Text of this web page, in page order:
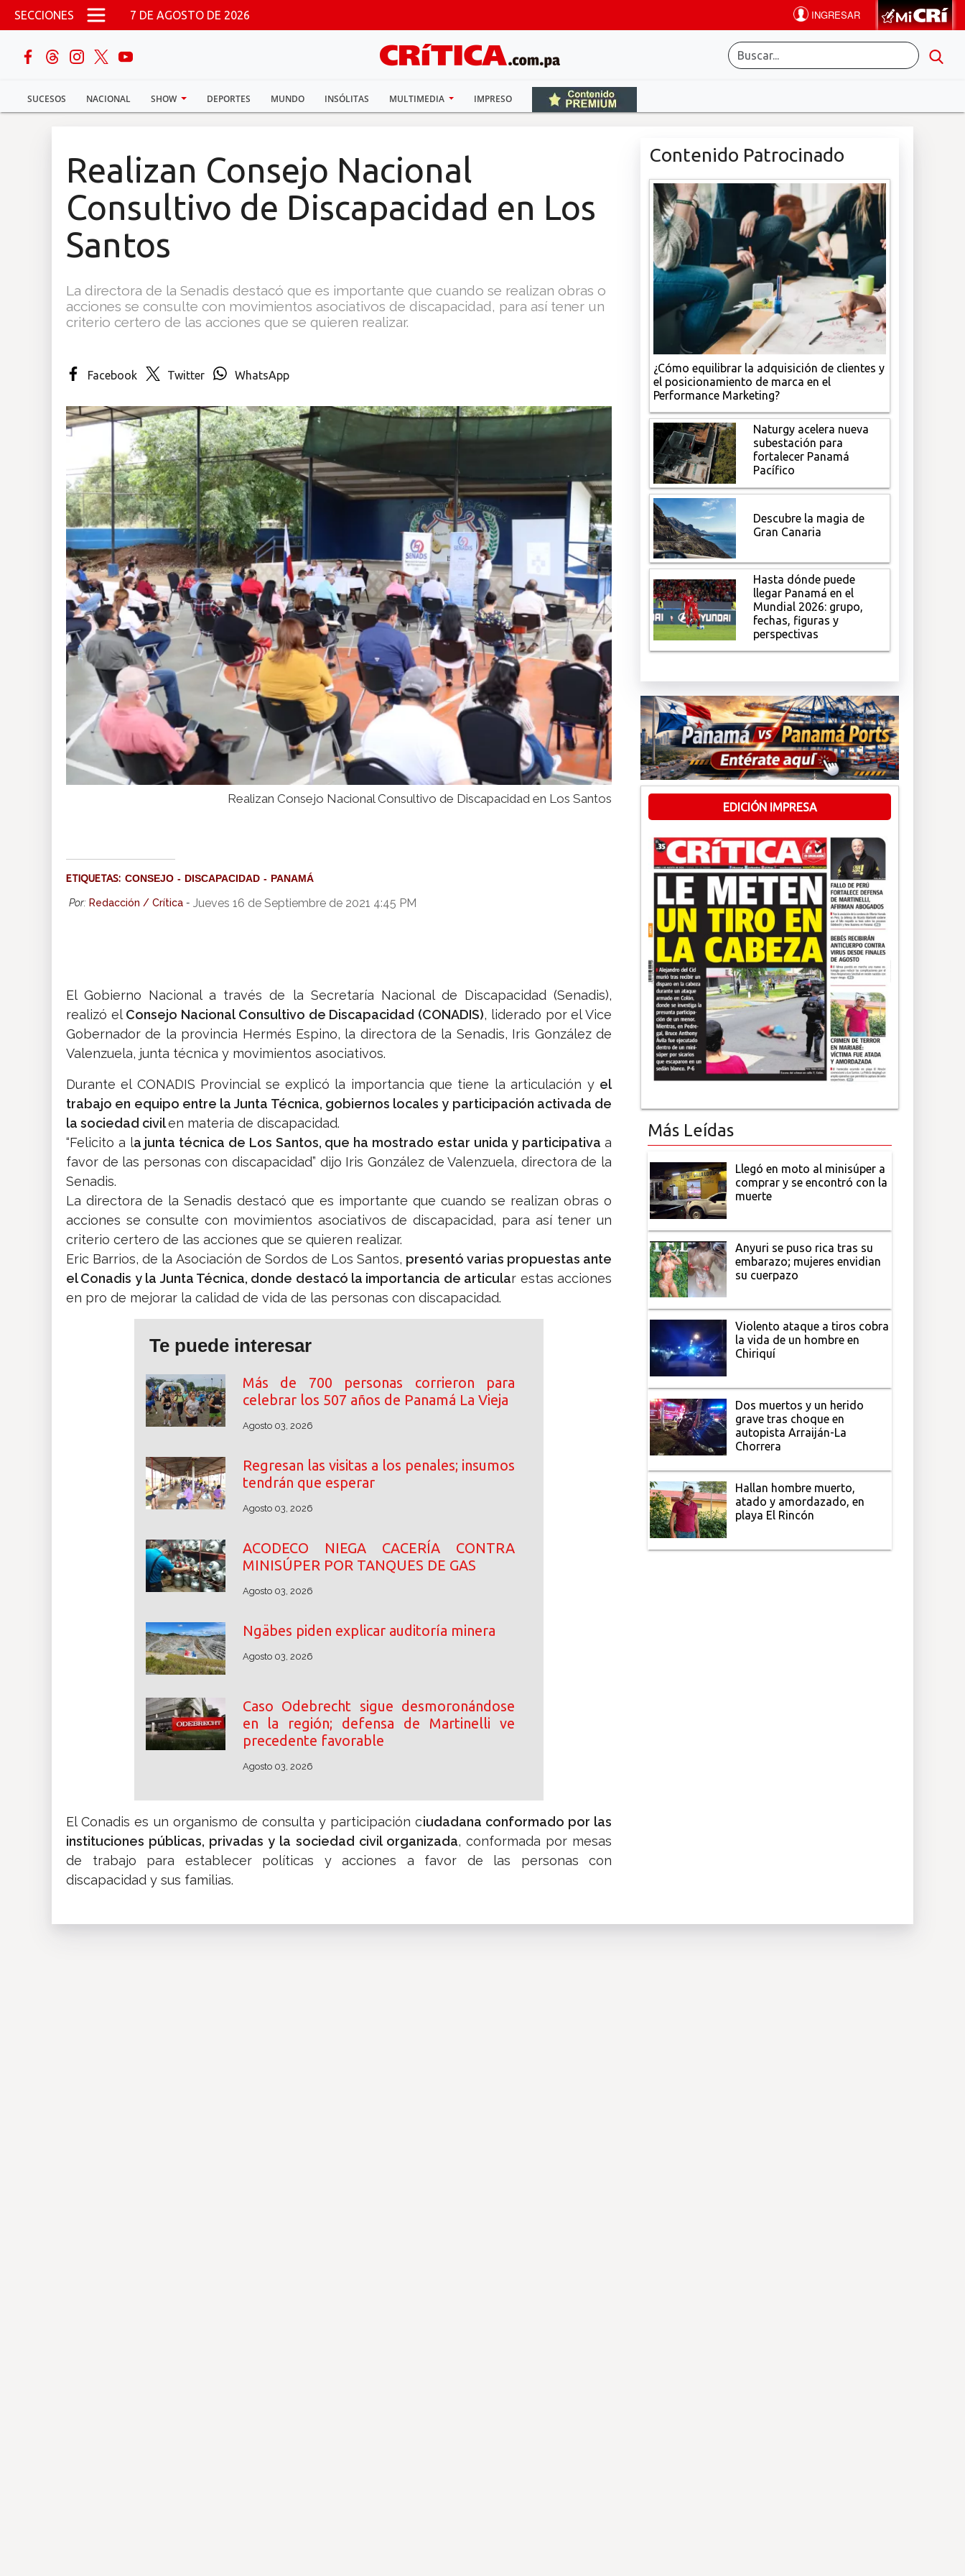
Pasar al contenido principal
SECCIONES 7 DE AGOSTO DE 2026
SUCESOS NACIONAL SHOW DEPORTES MUNDO INSÓLITAS MULTIMEDIA IMPRESO
buscar
Sucesos
Realizan Consejo Nacional
Consultivo de Discapacidad en Los
Santos
La directora de la Senadis destacó que es importante que cuando se realizan obras o
acciones se consulte con movimientos asociativos de discapacidad, para así tener un
criterio certero de las acciones que se quieren realizar.
Facebook Twitter WhatsApp
Realizan Consejo Nacional Consultivo de Discapacidad en Los Santos
ETIQUETAS: CONSEJO DISCAPACIDAD PANAMÁ
Por: Redacción / Crítica - Jueves 16 de Septiembre de 2021 4:45 PM
El Gobierno Nacional a través de la Secretaría Nacional de Discapacidad (Senadis),
realizó elConsejo Nacional Consultivo de Discapacidad (CONADIS), liderado por el Vice
Gobernador de la provincia Hermés Espino, la directora de la Senadis, Iris González de
Valenzuela, junta técnica y movimientos asociativos.
Durante el CONADIS Provincial se explicó la importancia que tiene la articulación y el
trabajo en equipo entre la Junta Técnica, gobiernos locales y participación activada de
la sociedad civilen materia de discapacidad.
“Felicito a la junta técnica de Los Santos, que ha mostrado estar unida y participativaa
favor de las personas con discapacidad” dijo Iris González de Valenzuela, directora de la
Senadis.
La directora de la Senadis destacó que es importante que cuando se realizan obras o
acciones se consulte con movimientos asociativos de discapacidad, para así tener un
criterio certero de las acciones que se quieren realizar.
Eric Barrios, de la Asociación de Sordos de Los Santos, presentó varias propuestas ante
el Conadis y la Junta Técnica, donde destacó la importancia de articular estas acciones
en pro de mejorar la calidad de vida de las personas con discapacidad.
Te puede interesar
Más de 700 personas corrieron para
celebrar los 507 años de Panamá La Vieja
Agosto 03, 2026
Regresan las visitas a los penales; insumos
tendrán que esperar
Agosto 03, 2026
ACODECO NIEGA CACERÍA CONTRA
MINISÚPER POR TANQUES DE GAS
Agosto 03, 2026
Ngäbes piden explicar auditoría minera
Agosto 03, 2026
Caso Odebrecht sigue desmoronándose
en la región; defensa de Martinelli ve
precedente favorable
Agosto 03, 2026
El Conadis es un organismo de consulta y participación ciudadana conformado por las
instituciones públicas, privadas y la sociedad civil organizada, conformada por mesas
de trabajo para establecer políticas y acciones a favor de las personas con
discapacidad y sus familias.
Contenido Patrocinado
¿Cómo equilibrar la adquisición de clientes y
el posicionamiento de marca en el
Performance Marketing?
Naturgy acelera nueva
subestación para
fortalecer Panamá
Pacífico
Descubre la magia de
Gran Canaria
Hasta dónde puede
llegar Panamá en el
Mundial 2026: grupo,
fechas, figuras y
perspectivas
EDICIÓN IMPRESA
Más Leídas
Llegó en moto al minisúper a
comprar y se encontró con la
muerte
Anyuri se puso rica tras su
embarazo; mujeres envidian
su cuerpazo
Violento ataque a tiros cobra
la vida de un hombre en
Chiriquí
Dos muertos y un herido
grave tras choque en
autopista Arraiján-La
Chorrera
Hallan hombre muerto,
atado y amordazado, en
playa El Rincón